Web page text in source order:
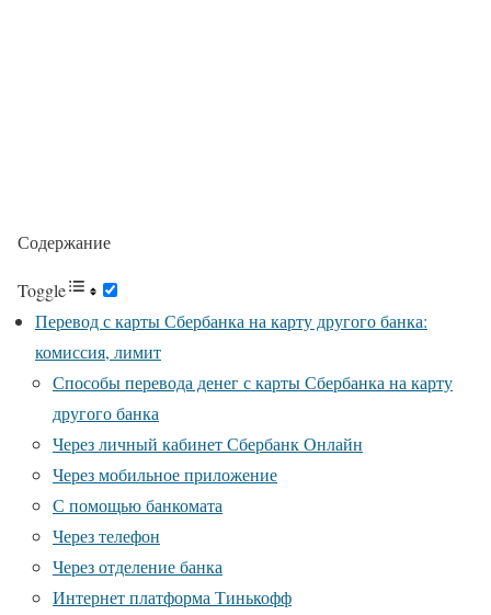
Содержание
Toggle
Перевод с карты Сбербанка на карту другого банка:
комиссия, лимит
Способы перевода денег с карты Сбербанка на карту
другого банка
Через личный кабинет Сбербанк Онлайн
Через мобильное приложение
С помощью банкомата
Через телефон
Через отделение банка
Интернет платформа Тинькофф